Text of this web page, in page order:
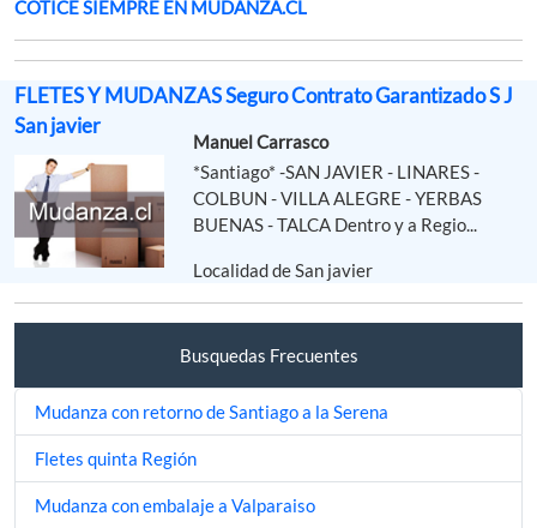
COTICE SIEMPRE EN MUDANZA.CL
FLETES Y MUDANZAS Seguro Contrato Garantizado S J
San javier
Manuel Carrasco
*Santiago* -SAN JAVIER - LINARES -
COLBUN - VILLA ALEGRE - YERBAS
BUENAS - TALCA Dentro y a Regio...
Localidad de San javier
Busquedas Frecuentes
Mudanza con retorno de Santiago a la Serena
Fletes quinta Región
Mudanza con embalaje a Valparaiso